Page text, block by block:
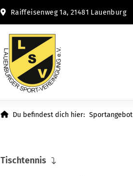
Raiffeisenweg 1a, 21481 Lauenburg
Du befindest dich hier: Sportangebot
Tischtennis